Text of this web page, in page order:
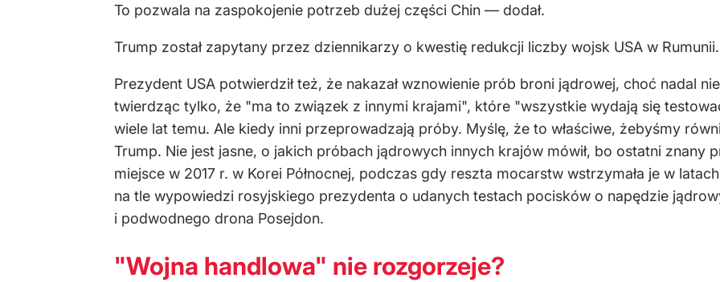
To pozwala na zaspokojenie potrzeb dużej części Chin — dodał.
Trump został zapytany przez dziennikarzy o kwestię redukcji liczby wojsk USA w
Prezydent USA potwierdził też, że nakazał wznowienie prób broni jądrowej, choć nadal
twierdząc tylko, że "ma to związek z innymi krajami", które "wszystkie wydają się
wiele lat temu. Ale kiedy inni przeprowadzają próby. Myślę, że to właściwe, żebyśmy
Trump. Nie jest jasne, o jakich próbach jądrowych innych krajów mówił, bo ostatni znany
miejsce w 2017 r. w Korei Północnej, podczas gdy reszta mocarstw wstrzymała je w
na tle wypowiedzi rosyjskiego prezydenta o udanych testach pocisków o napędzie
i podwodnego drona Posejdon.
"Wojna handlowa" nie rozgorzeje?